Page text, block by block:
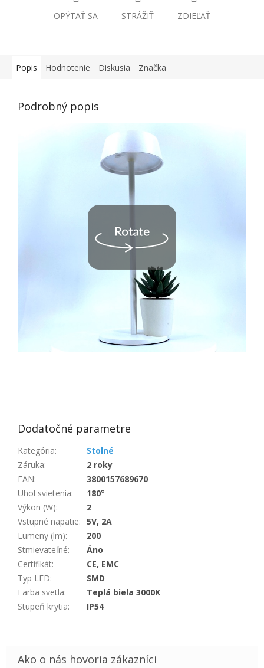
OPÝTAŤ SA STRÁŽIŤ ZDIEĽAŤ
Popis Hodnotenie Diskusia Značka
Podrobný popis
Dodatočné parametre
Kategória:
Stolné
Záruka:
2 roky
EAN:
3800157689670
Uhol svietenia:
180°
Výkon (W):
2
Vstupné napätie: 5V, 2A
Lumeny (lm):
200
Stmievateľné:
Áno
Certifikát:
CE, EMC
Typ LED:
SMD
Farba svetla:
Teplá biela 3000K
Stupeň krytia: IP54